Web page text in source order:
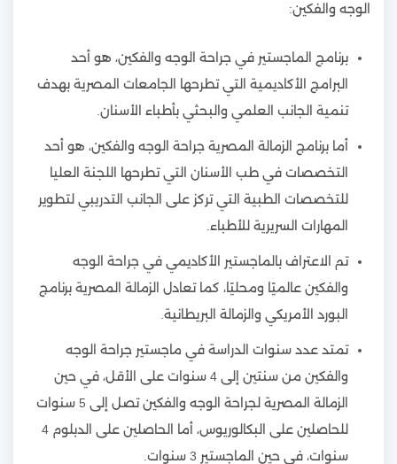
الوجه والفكين:
برنامج الماجستير في جراحة الوجه والفكين، هو أحد
البرامج الأكاديمية التي تطرحها الجامعات المصرية بهدف
تنمية الجانب العلمي والبحثي بأطباء الأسنان.
أما برنامج الزمالة المصرية جراحة الوجه والفكين، هو أحد
التخصصات في طب الأسنان التي تطرحها اللجنة العليا
للتخصصات الطبية التي تركز على الجانب التدريبي لتطوير
المهارات السريرية للأطباء.
تم الاعتراف بالماجستير الأكاديمي في جراحة الوجه
والفكين عالميًا ومحليًا، كما تعادل الزمالة المصرية برنامج
البورد الأمريكي والزمالة البريطانية.
تمتد عدد سنوات الدراسة في ماجستير جراحة الوجه
والفكين من سنتين إلى 4 سنوات على الأقل، في حين
الزمالة المصرية لجراحة الوجه والفكين تصل إلى 5 سنوات
للحاصلين على البكالوريوس، أما الحاصلين على الدبلوم 4
سنوات، في حين الماجستير 3 سنوات.